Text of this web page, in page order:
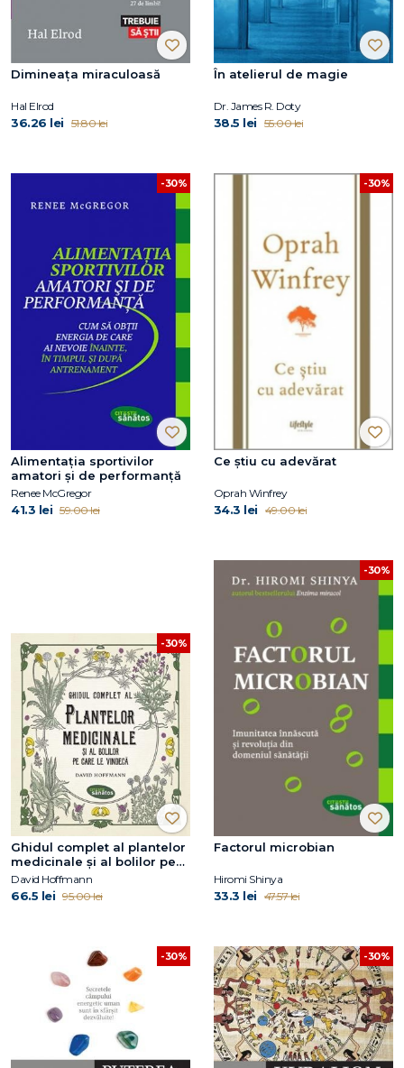
Dimineața miraculoasă
Hal Elrod
36.26 lei 51.80 lei
În atelierul de magie
Dr. James R. Doty
38.5 lei 55.00 lei
-30%
Alimentația sportivilor
amatori și de performanță
Renee McGregor
41.3 lei 59.00 lei
-30%
Ce ştiu cu adevărat
Oprah Winfrey
34.3 lei 49.00 lei
-30%
Ghidul complet al plantelor
medicinale și al bolilor pe
care le vindecă
David Hoffmann
66.5 lei 95.00 lei
-30%
Factorul microbian
Hiromi Shinya
33.3 lei 47.57 lei
-30% -30%